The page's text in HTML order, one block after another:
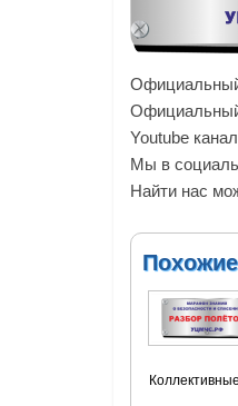
Youtube
Мы в
Найти нас